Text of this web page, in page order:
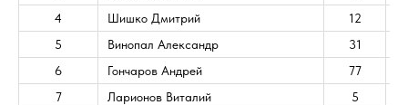
4
Шишко Дмитрий
12
5
Винопал Александр
31
6
Гончаров Андрей
77
7
Ларионов Виталий
5